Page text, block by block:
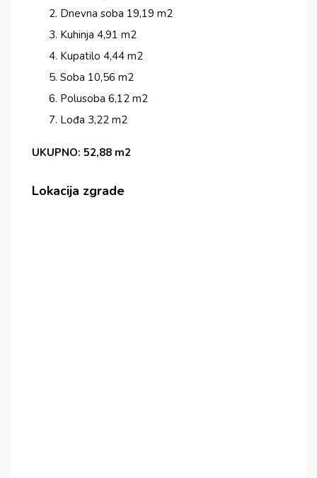
Dnevna soba 19,19 m2
Kuhinja 4,91 m2
Kupatilo 4,44 m2
Soba 10,56 m2
Polusoba 6,12 m2
Lođa 3,22 m2
UKUPNO: 52,88 m2
Lokacija zgrade